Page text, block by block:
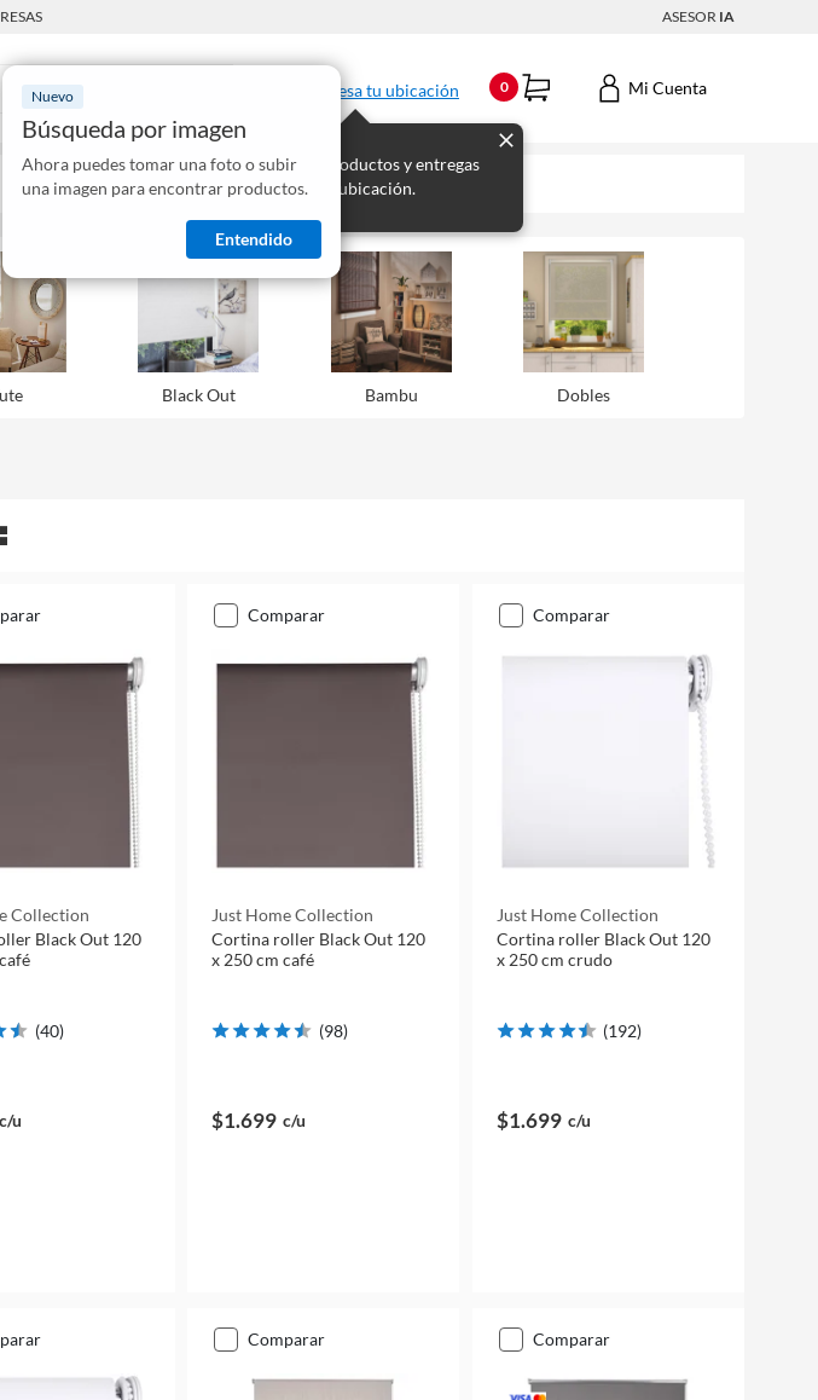
ASESOR IA
Nuevo
Búsqueda por imagen
Ahora puedes tomar una foto o subir
una imagen para encontrar productos.
Entendido
Ingresa tu ubicación
Mostraremos los productos y entregas
disponibles para tu ubicación.
0 Mi Cuenta
Black Out Bambu Dobles
Collection
Black Out 120
(40)
c/u
comparar
Just Home Collection
Cortina roller Black Out 120
x 250 cm café
(98)
$1.699 c/u
comparar
Just Home Collection
Cortina roller Black Out 120
x 250 cm crudo
(192)
$1.699 c/u
comparar comparar